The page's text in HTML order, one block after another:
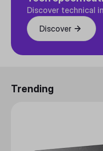
Discover technical
Discover
Trending